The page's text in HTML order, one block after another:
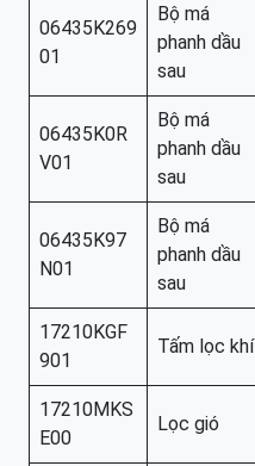
06435K269
01
Bộ má
phanh dầu
sau
06435K0R
V01
Bộ má
phanh dầu
sau
06435K97
N01
Bộ má
phanh dầu
sau
17210KGF
901
Tấm lọc khí
17210MKS
E00
Lọc gió